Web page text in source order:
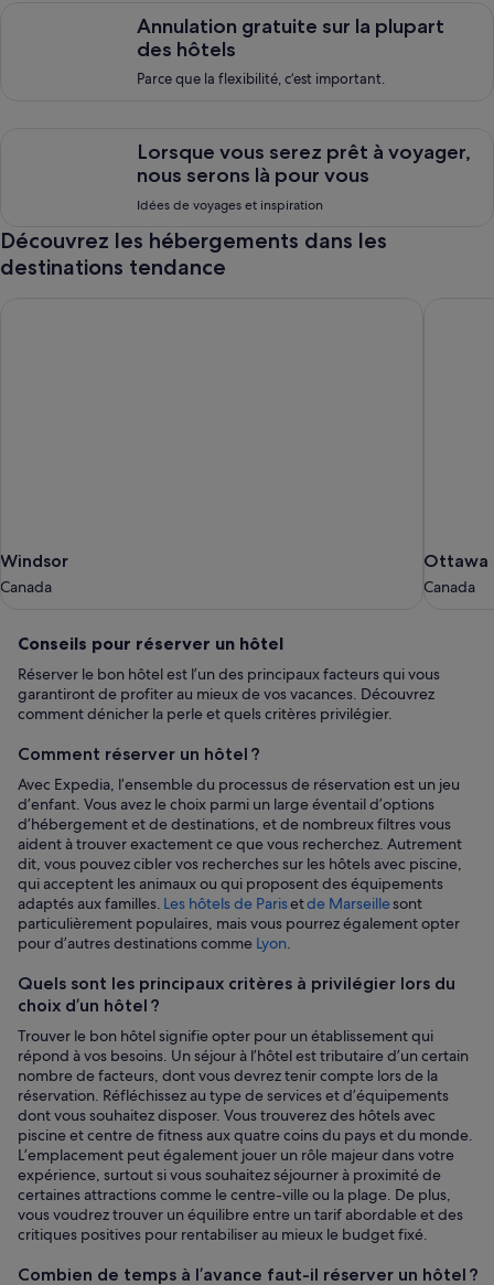
Annulation gratuite sur la plupart
des hôtels
Parce que la flexibilité, c’est important.
Lorsque vous serez prêt à voyager,
nous serons là pour vous
Idées de voyages et inspiration
Découvrez les hébergements dans les
destinations tendance
Windsor
Canada
Windsor
Canada
Ottawa
Canada
Ottawa
Canada
Conseils
pour
réserver
un
hôtel
Conseils pour réserver un hôtel
Réserver le bon hôtel est l’un des principaux facteurs qui vous
garantiront de profiter au mieux de vos vacances. Découvrez
comment dénicher la perle et quels critères privilégier.
Comment réserver un hôtel ?
Avec Expedia, l’ensemble du processus de réservation est un jeu
d’enfant. Vous avez le choix parmi un large éventail d’options
d’hébergement et de destinations, et de nombreux filtres vous
aident à trouver exactement ce que vous recherchez. Autrement
dit, vous pouvez cibler vos recherches sur les hôtels avec piscine,
qui acceptent les animaux ou qui proposent des équipements
adaptés aux familles. Les hôtels de Parisetde Marseillesont
particulièrement populaires, mais vous pourrez également opter
pour d’autres destinations comme Lyon.
Quels sont les principaux critères à privilégier lors du
choix d’un hôtel ?
Trouver le bon hôtel signifie opter pour un établissement qui
répond à vos besoins. Un séjour à l’hôtel est tributaire d’un certain
nombre de facteurs, dont vous devrez tenir compte lors de la
réservation. Réfléchissez au type de services et d’équipements
dont vous souhaitez disposer. Vous trouverez des hôtels avec
piscine et centre de fitness aux quatre coins du pays et du monde.
L’emplacement peut également jouer un rôle majeur dans votre
expérience, surtout si vous souhaitez séjourner à proximité de
certaines attractions comme le centre-ville ou la plage. De plus,
vous voudrez trouver un équilibre entre un tarif abordable et des
critiques positives pour rentabiliser au mieux le budget fixé.
Combien de temps à l’avance faut-il réserver un hôtel ?